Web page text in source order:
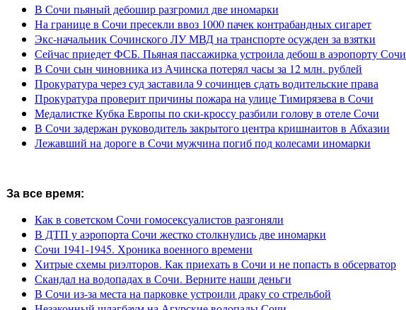
В Сочи пьяный дебошир разгромил две иномарки
На границе в Сочи пресекли ввоз 1000 пачек контрабандных сигарет
Экс-начальник Сочинского ЛУ МВД на транспорте осужден за взятки
Сейчас приедет ФСБ. Пьяная пассажирка устроила дебош в аэропорту Сочи
В Сочи сын чиновника из Ачинска потерял часы за 12 млн. рублей
Прокуратура через суд заставила 9 сочинцев сдать водительские права
Прокуратура проверит причины пожара на улице Тимирязева в Сочи
Медалистке Кубка Европы по ски-кроссу разбили голову в отеле Сочи
В Сочи задержан руководитель закрытого центра кришнаитов в Абхазии
Лежавший на дороге в Сочи мужчина погиб под колесами иномарки
За все время:
Как в советском Сочи гомосексуалистов разгоняли
В ДТП у аэропорта Сочи жестко столкнулись две иномарки
Сочи 1941-1945. Хроника военного времени
Хитрые схемы риэлторов. Как приехать в Сочи и не попасть в обсерватор
Скандал на водопадах в Сочи. Верните наши деньги
В Сочи из-за места на парковке устроили драку со стрельбой